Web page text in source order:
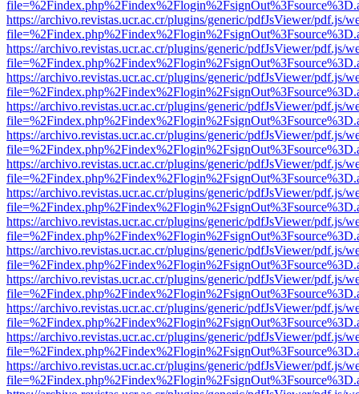
https://archivo.revistas.ucr.ac.cr/plugins/generic/pdfJsViewer/pdf.js/
https://archivo.revistas.ucr.ac.cr/plugins/generic/pdfJsViewer/pdf.js/
https://archivo.revistas.ucr.ac.cr/plugins/generic/pdfJsViewer/pdf.js/
https://archivo.revistas.ucr.ac.cr/plugins/generic/pdfJsViewer/pdf.js/
https://archivo.revistas.ucr.ac.cr/plugins/generic/pdfJsViewer/pdf.js/
https://archivo.revistas.ucr.ac.cr/plugins/generic/pdfJsViewer/pdf.js/
https://archivo.revistas.ucr.ac.cr/plugins/generic/pdfJsViewer/pdf.js/
https://archivo.revistas.ucr.ac.cr/plugins/generic/pdfJsViewer/pdf.js/
https://archivo.revistas.ucr.ac.cr/plugins/generic/pdfJsViewer/pdf.js/
https://archivo.revistas.ucr.ac.cr/plugins/generic/pdfJsViewer/pdf.js/
https://archivo.revistas.ucr.ac.cr/plugins/generic/pdfJsViewer/pdf.js/
https://archivo.revistas.ucr.ac.cr/plugins/generic/pdfJsViewer/pdf.js/
https://archivo.revistas.ucr.ac.cr/plugins/generic/pdfJsViewer/pdf.js/